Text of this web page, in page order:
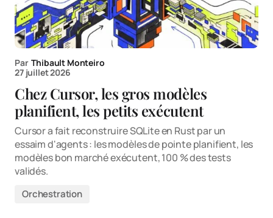
Par Thibault Monteiro
27 juillet 2026
Chez Cursor, les gros modèles
planifient, les petits exécutent
Cursor a fait reconstruire SQLite en Rust par un
essaim d'agents : les modèles de pointe planifient, les
modèles bon marché exécutent, 100 % des tests
validés.
Orchestration